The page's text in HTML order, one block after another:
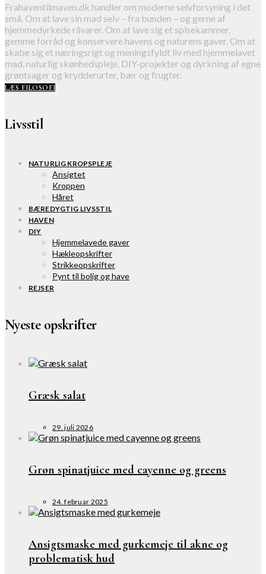
Frahaventilmaven.dk handler om moderne selvforsyning i det
små. Om at lave sin mad selv – fra bunden – og gerne af
hjemmedyrkede råvarer. Om at lave sig et spisekammer,
gemme forråd og konservere havens og naturens gaver. Om at
skabe sig et næringsrigt og meningsfyldt liv med hjemmelavet
mad, naturlig skønhedspleje, DIY-projekter og dyrkning af egne
grøntsager og krydderurter, bær og frugter.
LÆS FILOSOFI
Livsstil
NATURLIG KROPSPLEJE
Ansigtet
Kroppen
Håret
BÆREDYGTIG LIVSSTIL
HAVEN
DIY
Hjemmelavede gaver
Hækleopskrifter
Strikkeopskrifter
Pynt til bolig og have
REJSER
Nyeste opskrifter
Græsk salat
29. juli 2026
Grøn spinatjuice med cayenne og greens
24. februar 2025
Ansigtsmaske med gurkemeje til akne og
problematisk hud